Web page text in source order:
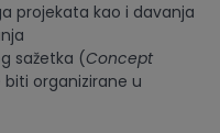
projekata kao i davanja
sažetka (Concept
organizirane u